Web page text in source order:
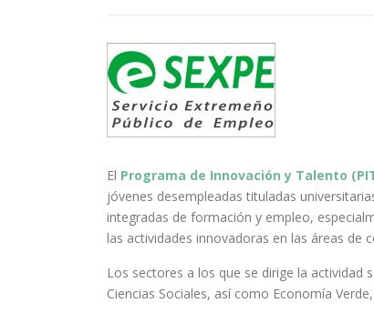
El Programa de Innovación y Talento
jóvenes desempleadas tituladas
integradas de formación y empleo,
las actividades innovadoras en las áreas de
Los sectores a los que se dirige la actividad
Ciencias Sociales, así como Economía